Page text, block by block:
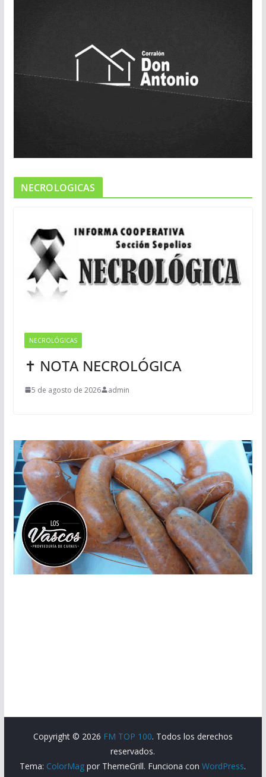
NECROLOGICAS
NECROLÓGICAS
✝ NOTA NECROLÓGICA
5 de agosto de 2026 admin
Copyright © 2026 FM TOP 100. Todos los derechos
reservados.
Tema: ColorMag por ThemeGrill. Funciona conWordPress.